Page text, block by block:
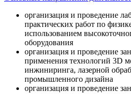
организация и проведение
практических работ по
использованием
оборудования
организация и проведение
применения технологий 3D
инжиниринга, лазерной
промышленного дизайна
организация и проведение